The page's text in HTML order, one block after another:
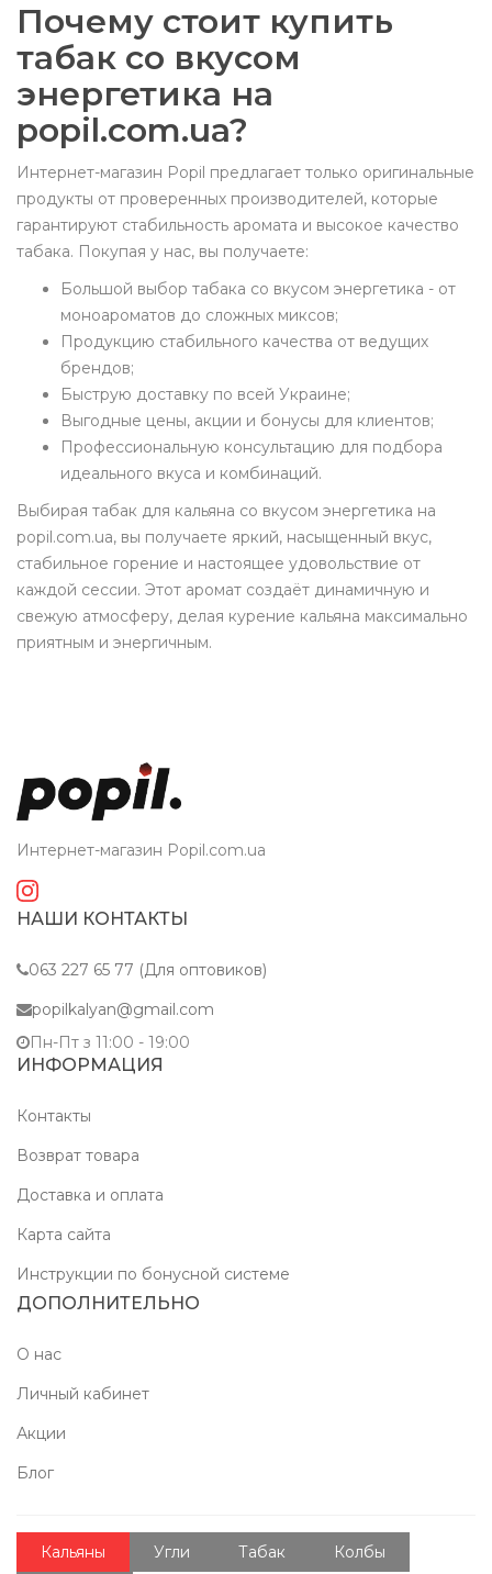
Почему стоит купить
табак со вкусом
энергетика на
popil.com.ua?
Интернет-магазин Popil предлагает только оригинальные
продукты от проверенных производителей, которые
гарантируют стабильность аромата и высокое качество
табака. Покупая у нас, вы получаете:
Большой выбор табака со вкусом энергетика - от
моноароматов до сложных миксов;
Продукцию стабильного качества от ведущих
брендов;
Быструю доставку по всей Украине;
Выгодные цены, акции и бонусы для клиентов;
Профессиональную консультацию для подбора
идеального вкуса и комбинаций.
Выбирая табак для кальяна со вкусом энергетика на
popil.com.ua, вы получаете яркий, насыщенный вкус,
стабильное горение и настоящее удовольствие от
каждой сессии. Этот аромат создаёт динамичную и
свежую атмосферу, делая курение кальяна максимально
приятным и энергичным.
Интернет-магазин Popil.com.ua
НАШИ КОНТАКТЫ
063 227 65 77 (Для оптовиков)
popilkalyan@gmail.com
Пн-Пт з 11:00 - 19:00
ИНФОРМАЦИЯ
Контакты
Возврат товара
Доставка и оплата
Карта сайта
Инструкции по бонусной системе
ДОПОЛНИТЕЛЬНО
О нас
Личный кабинет
Акции
Блог
Кальяны Угли Табак Колбы